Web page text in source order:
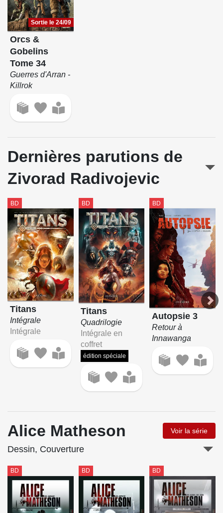
Sortie le 24/09
Orcs &
Gobelins
Tome 34
Guerres d'Arran -
Killrok
Dernières parutions de
Zivorad Radivojevic
BD
Titans
Intégrale
Intégrale
BD
Titans
Quadrilogie
Intégrale en
coffret
édition spéciale
BD
Autopsie 3
Retour à
Innawanga
Alice Matheson Voir la série
Dessin, Couverture
BD BD BD